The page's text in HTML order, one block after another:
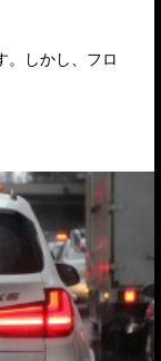
。しかし、フロ